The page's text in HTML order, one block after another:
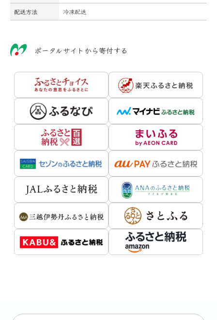
配送方法
冷凍配送
ポータルサイトから寄付する